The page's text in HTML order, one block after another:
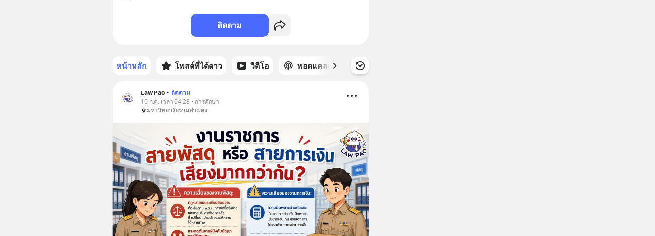
ติดตาม
หน้าหลัก โพสต์ที่ได้ดาว วิดีโอ พอดแคสต์ ซีรีส์
Law Pao • ติดตาม
10 ก.ค. เวลา 04:28 • การศึกษา
มหาวิทยาลัยรามคำแหง